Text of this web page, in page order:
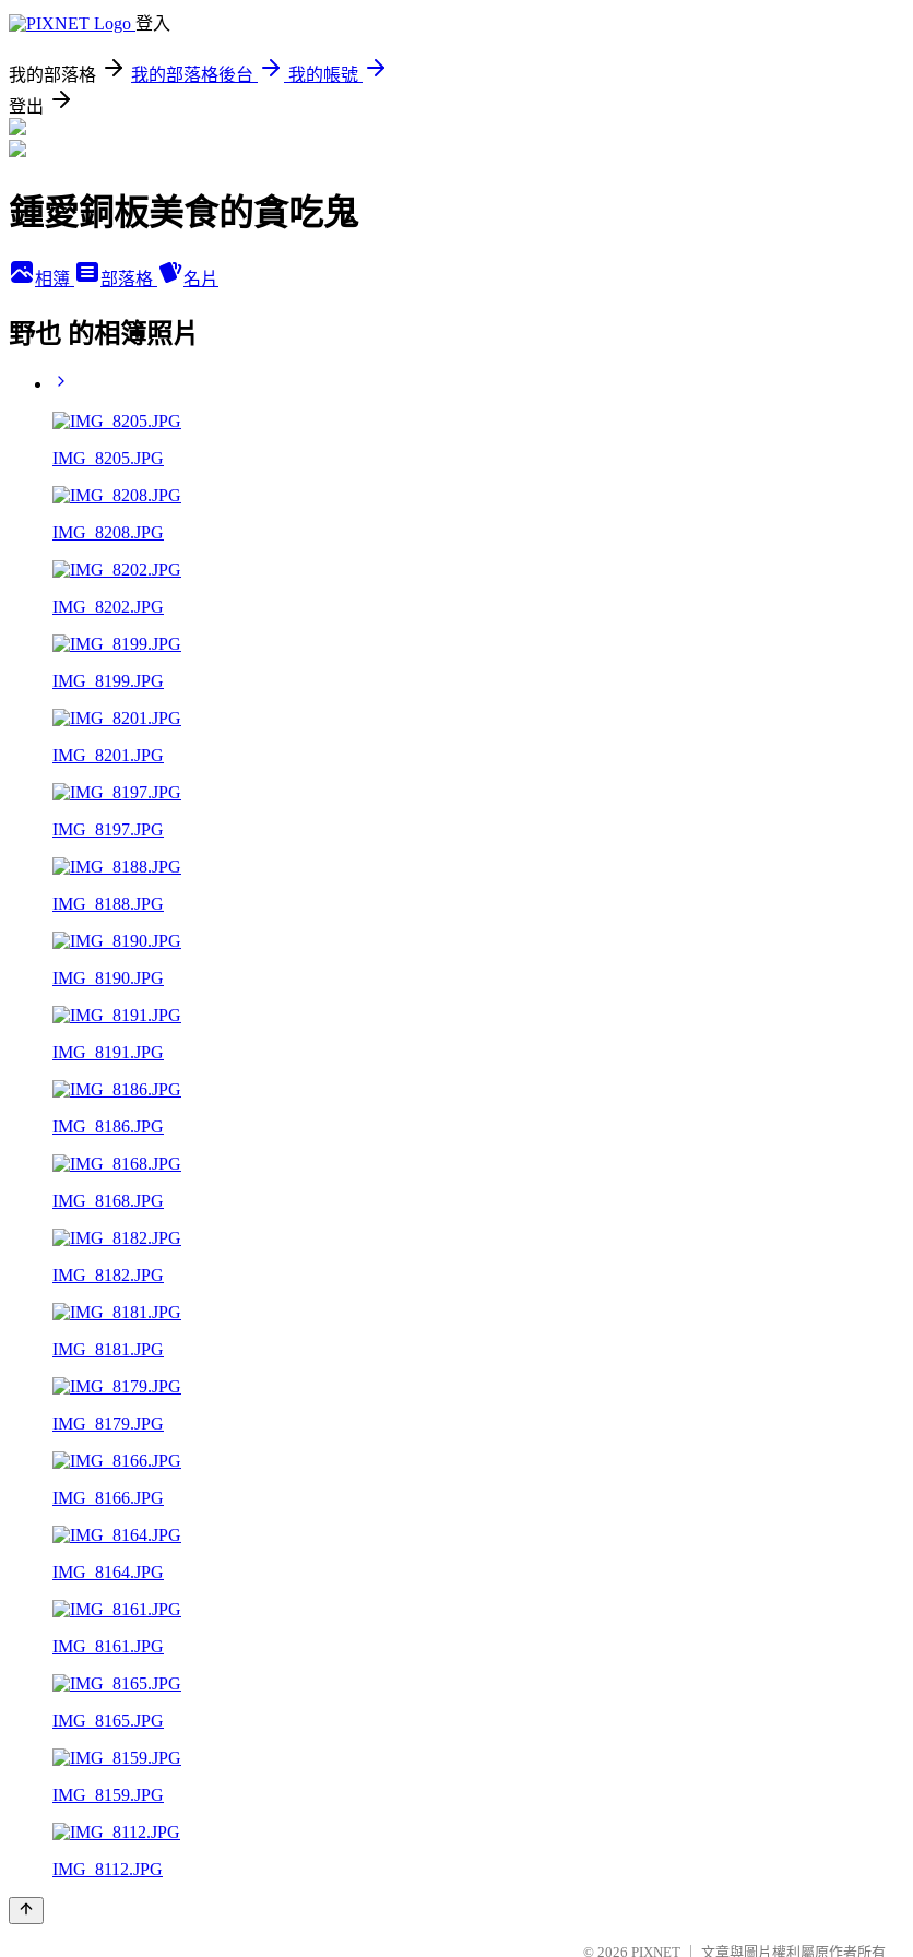
登入
我的部落格 我的部落格後台
我的帳號
登出
鍾愛銅板美食的貪吃鬼
相簿 部落格 名片
野也 的相簿照片
IMG_8205.JPG
IMG_8208.JPG
IMG_8202.JPG
IMG_8199.JPG
IMG_8201.JPG
IMG_8197.JPG
IMG_8188.JPG
IMG_8190.JPG
IMG_8191.JPG
IMG_8186.JPG
IMG_8168.JPG
IMG_8182.JPG
IMG_8181.JPG
IMG_8179.JPG
IMG_8166.JPG
IMG_8164.JPG
IMG_8161.JPG
IMG_8165.JPG
IMG_8159.JPG
IMG_8112.JPG
© 2026 PIXNET 文章與圖片權利屬原作者所有